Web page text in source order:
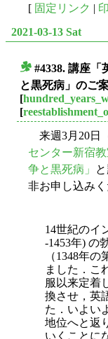
[ 固定リンク |
2021-03-13 Sat
#4338. 講座「
と黒死病」のご
[
[
来週3月20日
センター新宿
争と黒死病」
非お申し込み
14世紀のイ
-1453年) の
（1348年
ました．こ
服以来定着
換させ，英
た．いよい
地位へと返
いくことに